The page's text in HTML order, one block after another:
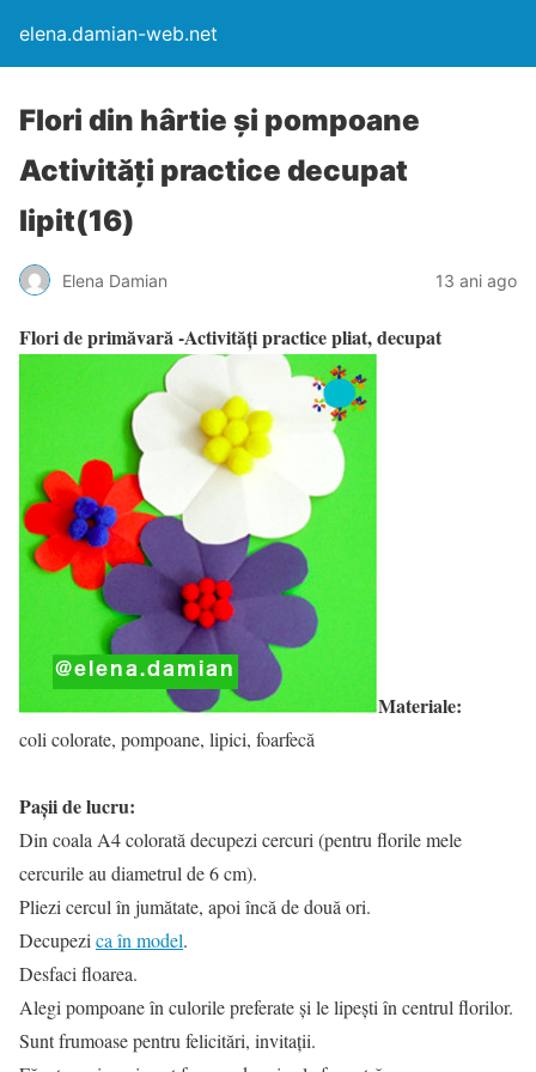
elena.damian-web.net
Flori din hârtie și pompoane
Activități practice decupat
lipit(16)
Elena Damian 13 ani ago
Flori de primăvară -Activităţi practice pliat, decupat
Materiale:
coli colorate, pompoane, lipici, foarfecă
Paşii de lucru:
Din coala A4 colorată decupezi cercuri (pentru florile mele
cercurile au diametrul de 6 cm).
Pliezi cercul în jumătate, apoi încă de două ori.
Decupezi ca în model.
Desfaci floarea.
Alegi pompoane în culorile preferate și le lipești în centrul florilor.
Sunt frumoase pentru felicitări, invitații.